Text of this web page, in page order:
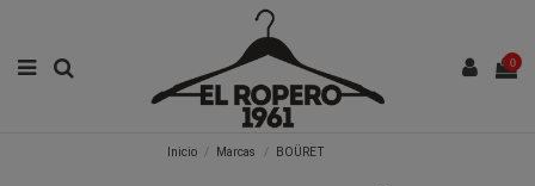
0
Inicio Marcas BOÜRET